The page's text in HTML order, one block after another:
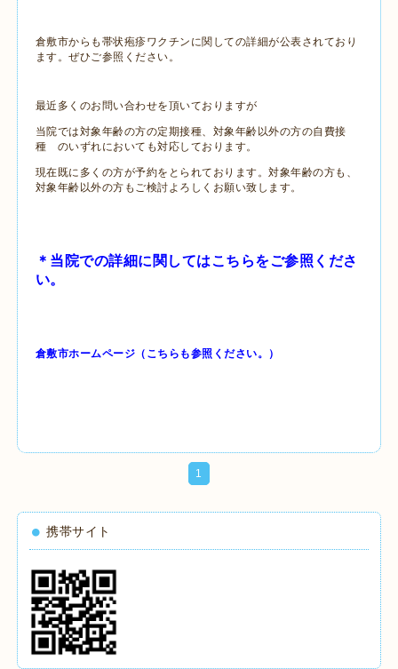
倉敷市からも帯状疱疹ワクチンに関しての詳細が公表されており
ます。ぜひご参照ください。
最近多くのお問い合わせを頂いておりますが
当院では対象年齢の方の定期接種、対象年齢以外の方の自費接
種 のいずれにおいても対応しております。
現在既に多くの方が予約をとられております。対象年齢の方も、
対象年齢以外の方もご検討よろしくお願い致します。
＊当院での詳細に関してはこちらをご参照くださ
い。
倉敷市ホームページ（こちらも参照ください。）
1
携帯サイト